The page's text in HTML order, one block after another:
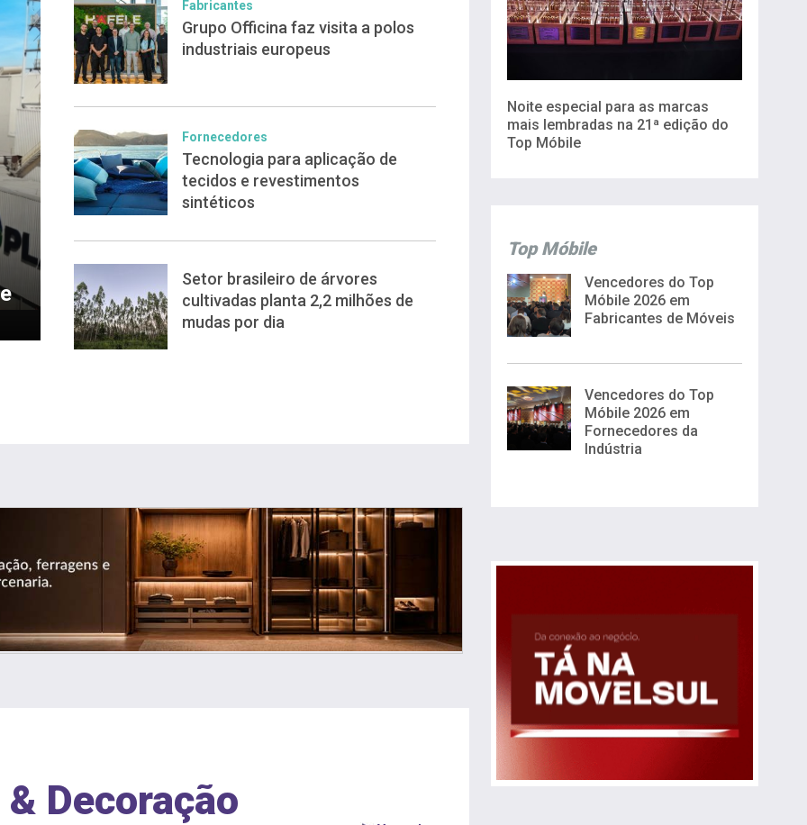
Fabricantes
Grupo Officina faz visita a polos
industriais europeus
Fornecedores
Tecnologia para aplicação de
tecidos e revestimentos
sintéticos
Setor brasileiro de árvores
cultivadas planta 2,2 milhões de
mudas por dia
Decoração
Noite especial para as marcas
mais lembradas na 21ª edição do
Top Móbile
Top Móbile
Vencedores do Top
Móbile 2026 em
Fabricantes de Móveis
Vencedores do Top
Móbile 2026 em
Fornecedores da
Indústria